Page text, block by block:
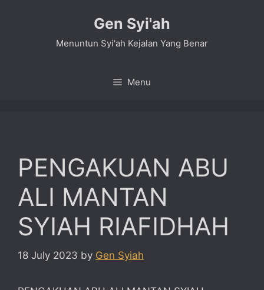
Gen Syi'ah
Menuntun Syi'ah Kejalan Yang Benar
Menu
PENGAKUAN ABU
ALI MANTAN
SYIAH RIAFIDHAH
18 July 2023 by Gen Syiah